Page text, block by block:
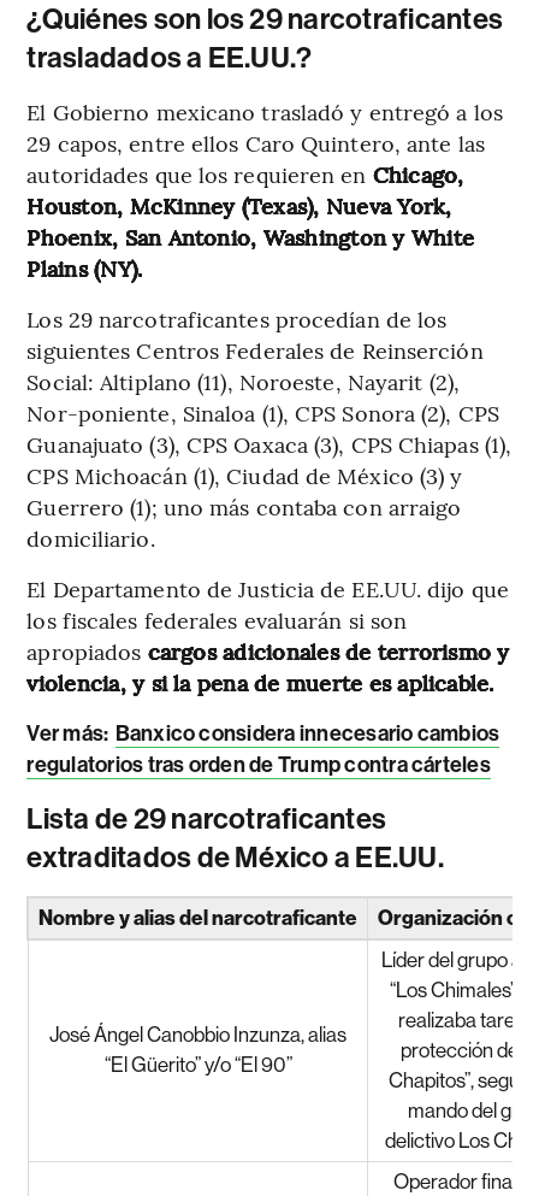
¿Quiénes son los 29 narcotraficantes
trasladados a EE.UU.?
El Gobierno mexicano trasladó y entregó a los
29 capos, entre ellos Caro Quintero, ante las
autoridades que los requieren en Chicago,
Houston, McKinney (Texas), Nueva York,
Phoenix, San Antonio, Washington y White
Plains (NY).
Los 29 narcotraficantes procedían de los
siguientes Centros Federales de Reinserción
Social: Altiplano (11), Noroeste, Nayarit (2),
Nor-poniente, Sinaloa (1), CPS Sonora (2), CPS
Guanajuato (3), CPS Oaxaca (3), CPS Chiapas (1),
CPS Michoacán (1), Ciudad de México (3) y
Guerrero (1); uno más contaba con arraigo
domiciliario.
El Departamento de Justicia de EE.UU. dijo que
los fiscales federales evaluarán si son
apropiados cargos adicionales de terrorismo y
violencia, y si la pena de muerte es aplicable.
Ver más: Banxico considera innecesario cambios
regulatorios tras orden de Trump contra cárteles
Lista de 29 narcotraficantes
extraditados de México a EE.UU.
Nombre y alias del narcotraficante Organización
José Ángel Canobbio Inzunza, alias
“El Güerito” y/o “El 90”
Líder del grupo
“Los Chimales”,
realizaba tareas
protección de
Chapitos”,
mando del
delictivo Los
Operador